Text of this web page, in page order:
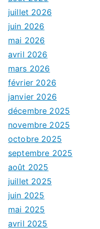
juillet 2026
juin 2026
mai 2026
avril 2026
mars 2026
février 2026
janvier 2026
décembre 2025
novembre 2025
octobre 2025
septembre 2025
août 2025
juillet 2025
juin 2025
mai 2025
avril 2025